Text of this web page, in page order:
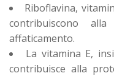
Riboflavina,
contribuiscono
affaticamento.
La vitamina E,
contribuisce alla